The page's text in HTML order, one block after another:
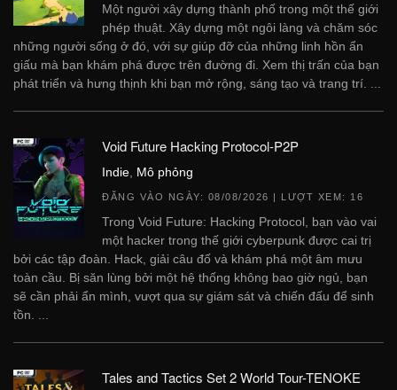
Một người xây dựng thành phố trong một thế giới
phép thuật. Xây dựng một ngôi làng và chăm sóc
những người sống ở đó, với sự giúp đỡ của những linh hồn ẩn
giấu mà bạn khám phá được trên đường đi. Xem thị trấn của bạn
phát triển và hưng thịnh khi bạn mở rộng, sáng tạo và trang trí. ...
Void Future Hacking Protocol-P2P
Indie Mô phỏng
ĐĂNG VÀO NGÀY: 08/08/2026 | LƯỢT XEM: 16
Trong Void Future: Hacking Protocol, bạn vào vai
một hacker trong thế giới cyberpunk được cai trị
bởi các tập đoàn. Hack, giải câu đố và khám phá một âm mưu
toàn cầu. Bị săn lùng bởi một hệ thống không bao giờ ngủ, bạn
sẽ cần phải ẩn mình, vượt qua sự giám sát và chiến đấu để sinh
tồn. ...
Tales and Tactics Set 2 World Tour-TENOKE